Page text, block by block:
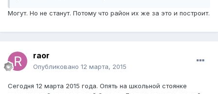
Могут. Но не станут. Потому что район их же за это и построит.
raor
Опубликовано 12 марта, 2015
Сегодня 12 марта 2015 года. Опять на школьной стоянке